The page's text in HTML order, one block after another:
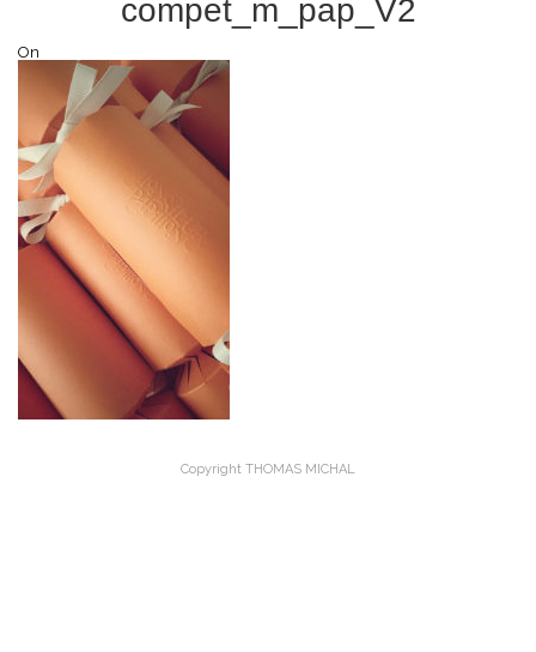
compet_m_pap_V2
On
Copyright THOMAS MICHAL